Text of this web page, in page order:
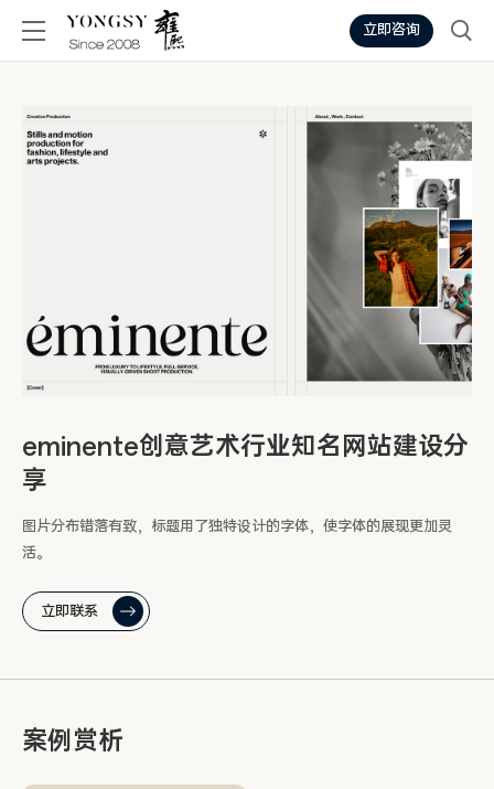
立即咨询
eminente创意艺术行业知名网站建设分
享
图片分布错落有致，标题用了独特设计的字体，使字体的展现更加灵
活。
立即联系
案例赏析